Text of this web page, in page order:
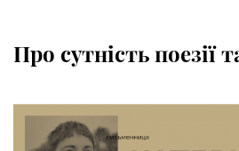
Про сутність поезії